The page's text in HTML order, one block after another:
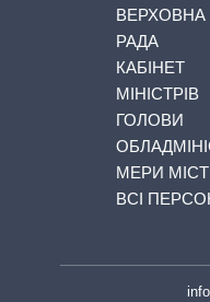
ВЕРХОВНА
РАДА
КАБІНЕТ
МІНІСТРІВ
ГОЛОВИ
МЕРИ МІСТ
ВСІ